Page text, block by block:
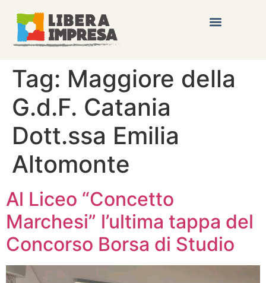
Tag: Maggiore della
G.d.F. Catania
Dott.ssa Emilia
Altomonte
Al Liceo “Concetto
Marchesi” l’ultima tappa del
Concorso Borsa di Studio